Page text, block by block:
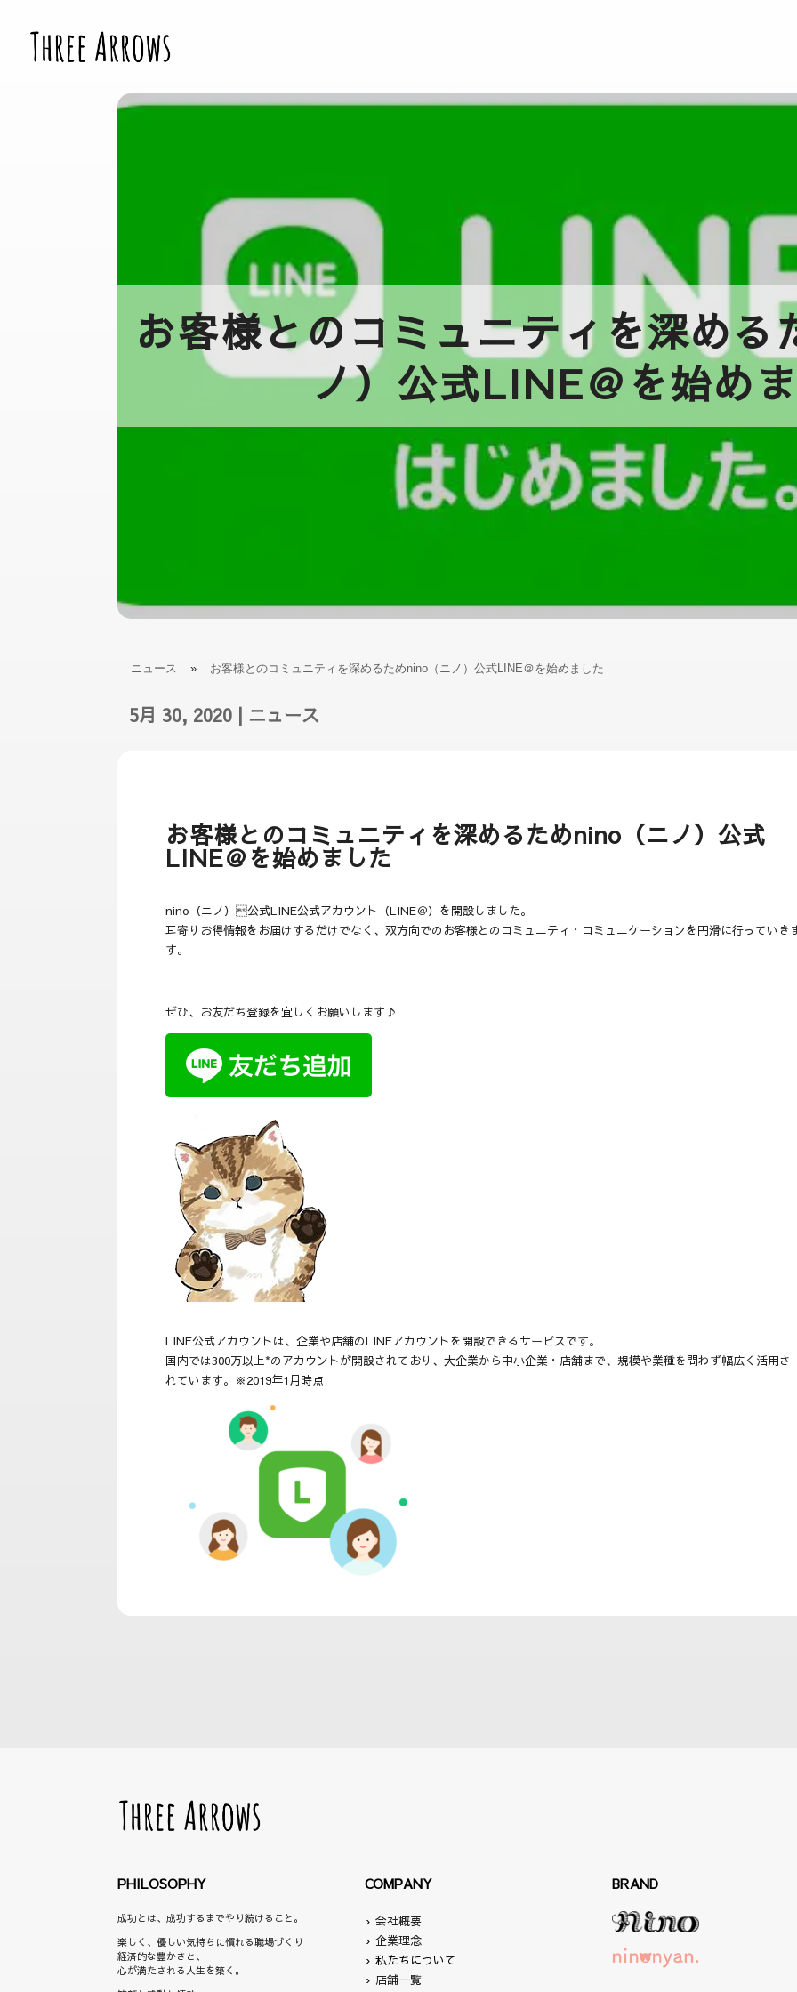
お客様とのコミュニティを深め
ノ）公式LINE＠を始め
ニュース » お客様とのコミュニティを深めるためnino（ニノ）公式LINE＠を始めました
5月 30, 2020 | ニュース
お客様とのコミュニティを深めるためnino（ニノ）公式
LINE＠を始めました
nino（ニノ）公式LINE公式アカウント（LINE＠）を開設しました。
耳寄りお得情報をお届けするだけでなく、双方向でのお客様とのコミュニティ・コミュニケーションを円滑に行っていき
す。
ぜひ、お友だち登録を宜しくお願いします♪
LINE公式アカウントは、企業や店舗のLINEアカウントを開設できるサービスです。
国内では300万以上*のアカウントが開設されており、大企業から中小企業・店舗まで、規模や業種を問わず幅広く活用さ
れています。※2019年1月時点
PHILOSOPHY
成功とは、成功するまでやり続けること。
楽しく、優しい気持ちに慣れる職場づくり
経済的な豊かさと、
心が満たされる人生を築く。
COMPANY
›会社概要
›企業理念
›私たちについて
› 店舗一覧
BRAND